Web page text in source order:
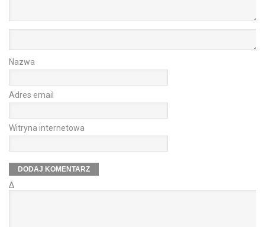
Nazwa
Adres email
Witryna internetowa
Δ